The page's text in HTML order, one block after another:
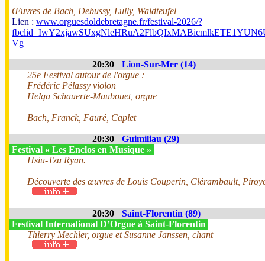
Œuvres de Bach, Debussy, Lully, Waldteufel
Lien : www.orguesdoldebretagne.fr/festival-2026/?
Vg
20:30
Lion-Sur-Mer (14)
25e Festival autour de l'orgue :
Frédéric Pélassy violon
Helga Schauerte-Maubouet, orgue
Bach, Franck, Fauré, Caplet
20:30
Guimiliau (29)
Festival « Les Enclos en Musique »
Hsiu-Tzu Ryan.
Découverte des œuvres de Louis Couperin, Clérambault,
20:30
Saint-Florentin (89)
Festival International D’Orgue à Saint-Florentin
Thierry Mechler, orgue et Susanne Janssen, chant